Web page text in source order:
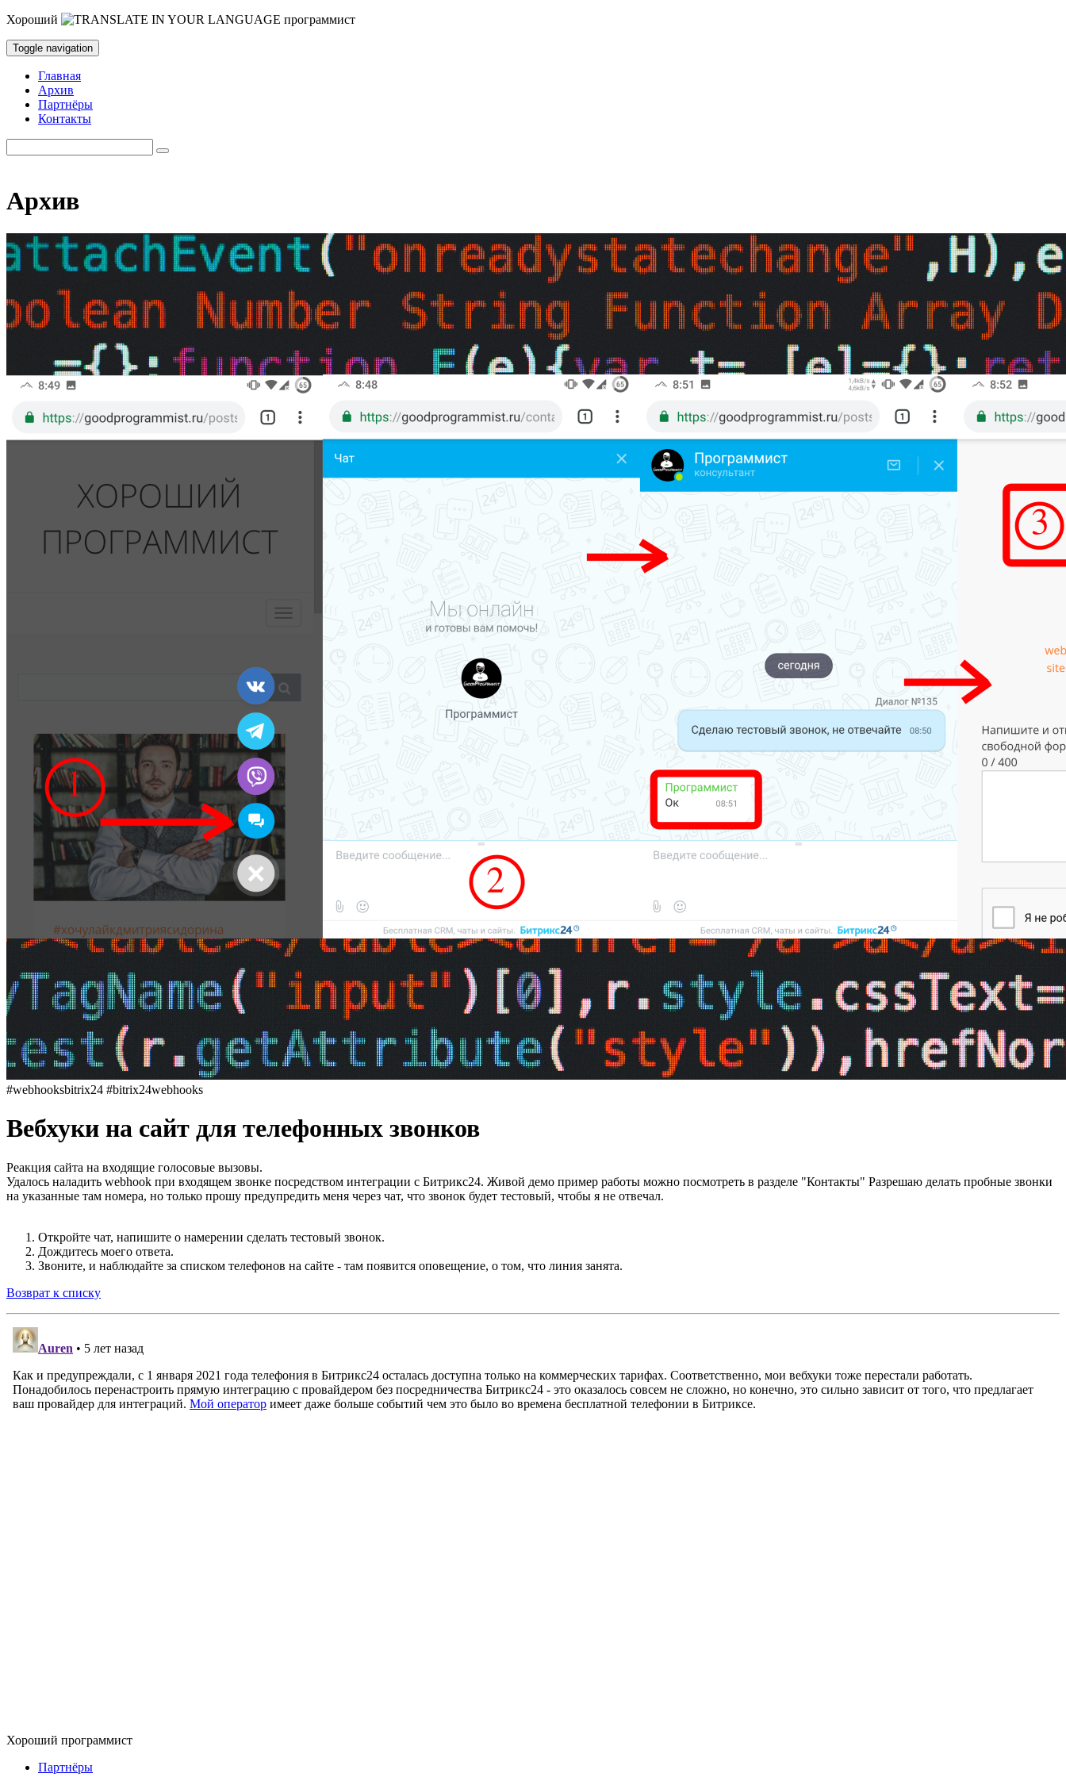
Хороший программист
Toggle navigation
Главная
Архив
Партнёры
Контакты
Архив
#webhooksbitrix24 #bitrix24webhooks
Вебхуки на сайт для телефонных звонков
Реакция сайта на входящие голосовые вызовы.
Удалось наладить webhook при входящем звонке посредством интеграции с Битрикс24. Живой демо пример работы можно посмотреть в разделе "Контакты" Разрешаю делать пробные звонки
на указанные там номера, но только прошу предупредить меня через чат, что звонок будет тестовый, чтобы я не отвечал.
Откройте чат, напишите о намерении сделать тестовый звонок.
Дождитесь моего ответа.
Звоните, и наблюдайте за списком телефонов на сайте - там появится оповещение, о том, что линия занята.
Возврат к списку
Хороший программист
Партнёры